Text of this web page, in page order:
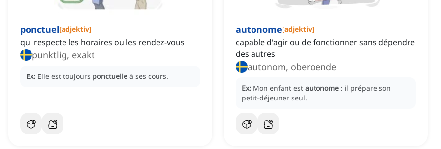
ponctuel[adjektiv]
qui respecte les horaires ou les rendez-vous
punktlig, exakt
Ex: Elle est toujours ponctuelle à ses cours.
autonome[adjektiv]
capable d'agir ou de fonctionner sans dépendre
des autres
autonom, oberoende
Ex: Mon enfant est autonome : il prépare son
petit-déjeuner seul.